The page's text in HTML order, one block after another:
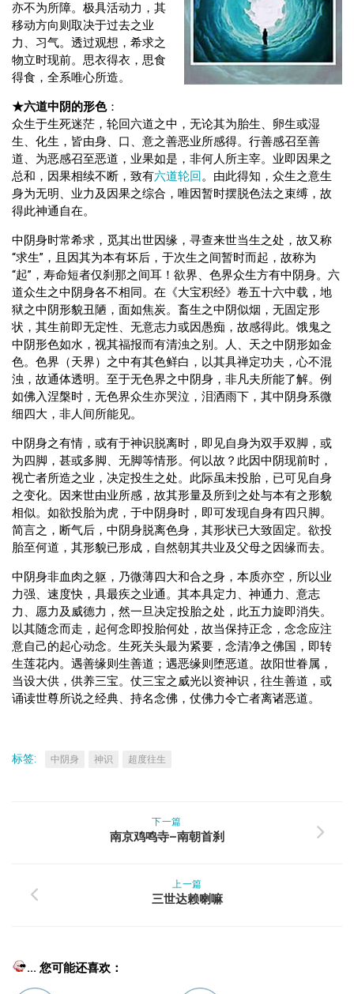
亦不为所障。极具活动力，其
移动方向则取决于过去之业
力、习气。透过观想，希求之
物立时现前。思衣得衣，思食
得食，全系唯心所造。
★六道中阴的形色：
众生于生死迷茫，轮回六道之中，无论其为胎生、卵生或湿
生、化生，皆由身、口、意之善恶业所感得。行善感召至善
道、为恶感召至恶道，业果如是，非何人所主宰。业即因果之
总和，因果相续不断，致有六道轮回。由此得知，众生之意生
身为无明、业力及因果之综合，唯因暂时摆脱色法之束缚，故
得此神通自在。
中阴身时常希求，觅其出世因缘，寻查来世当生之处，故又称
“求生”，且因其为本有坏后，于次生之间暂时而起，故称为
“起”，寿命短者仅刹那之间耳！欲界、色界众生方有中阴身。六
道众生之中阴身各不相同。在《大宝积经》卷五十六中载，地
狱之中阴形貌丑陋，面如焦炭。畜生之中阴似烟，无固定形
状，其生前即无定性、无意志力或因愚痴，故感得此。饿鬼之
中阴形色如水，视其福报而有清浊之别。人、天之中阴形如金
色。色界（天界）之中有其色鲜白，以其具禅定功夫，心不混
浊，故通体透明。至于无色界之中阴身，非凡夫所能了解。例
如佛入涅槃时，无色界众生亦哭泣，泪洒雨下，其中阴身系微
细四大，非人间所能见。
中阴身之有情，或有于神识脱离时，即见自身为双手双脚，或
为四脚，甚或多脚、无脚等情形。何以故？此因中阴现前时，
视亡者所造之业，决定投生之处。此际虽未投胎，已可见自身
之变化。因来世由业所感，故其形量及所到之处与本有之形貌
相似。如欲投胎为虎，于中阴身时，即可发现自身有四只脚。
简言之，断气后，中阴身脱离色身，其形状已大致固定。欲投
胎至何道，其形貌已形成，自然朝其共业及父母之因缘而去。
中阴身非血肉之躯，乃微薄四大和合之身，本质亦空，所以业
力强、速度快，具最疾之业通。其本具定力、神通力、意志
力、愿力及威德力，然一旦决定投胎之处，此五力旋即消失。
以其随念而走，起何念即投胎何处，故当保持正念，念念应注
意自己的起心动念。生死关头最为紧要，念清净之佛国，即转
生莲花内。遇善缘则生善道；遇恶缘则堕恶道。故阳世眷属，
当设大供，供养三宝。仗三宝之威光以资神识，往生善道，或
诵读世尊所说之经典、持名念佛，仗佛力令亡者离诸恶道。
标签: 中阴身 神识 超度往生
下一篇
南京鸡鸣寺–南朝首刹
上一篇
三世达赖喇嘛
... 您可能还喜欢：